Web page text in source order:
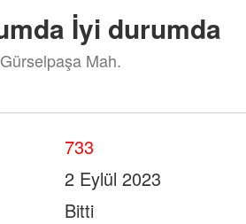
İyi durumda
Gürselpaşa Mah.
733
2 Eylül 2023
Bitti